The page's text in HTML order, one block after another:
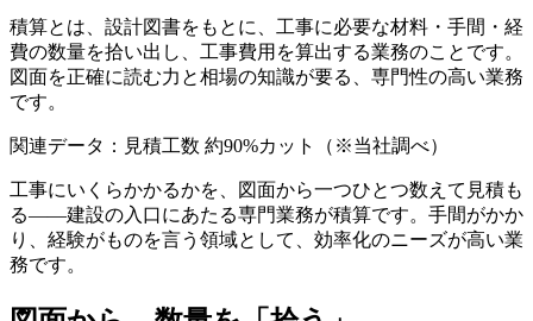
積算とは、設計図書をもとに、工事に必要な材料・手間・経
費の数量を拾い出し、工事費用を算出する業務のことです。
図面を正確に読む力と相場の知識が要る、専門性の高い業務
です。
関連データ：見積工数 約90%カット（※当社調べ）
工事にいくらかかるかを、図面から一つひとつ数えて見積も
る——建設の入口にあたる専門業務が積算です。手間がかか
り、経験がものを言う領域として、効率化のニーズが高い業
務です。